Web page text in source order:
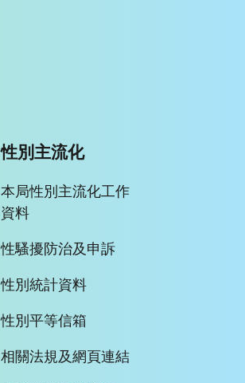
性別主流化
本局性別主流化工作
資料
性騷擾防治及申訴
性別統計資料
性別平等信箱
相關法規及網頁連結